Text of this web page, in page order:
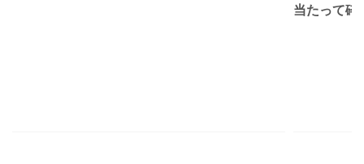
当たって砕